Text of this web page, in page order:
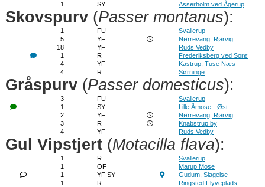
1
SY Asserholm ved Ågerup
Skovspurv (Passer montanus):
1 FU
Svallerup
5
YF
Nørrevang, Rørvig
18
YF
Ruds Vedby
1
R
Frederiksberg ved Sorø
4
YF
Kastrup, Tuse Næs
4
R Sørninge
Gråspurv (Passer domesticus):
3 FU
Svallerup
1
SY
Lille Åmose - Øst
2
YF
Nørrevang, Rørvig
3
R
Knabstrup by
4
YF Ruds Vedby
Gul Vipstjert (Motacilla flava):
1 R
Svallerup
1
OF
Marup Mose
1
YF SY
Gudum, Slagelse
1
R
Ringsted Flyveplads